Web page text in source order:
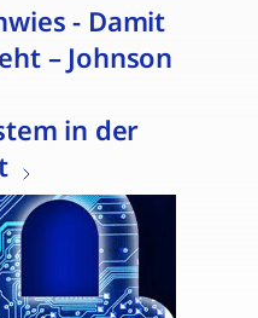
- Damit
– Johnson
in der